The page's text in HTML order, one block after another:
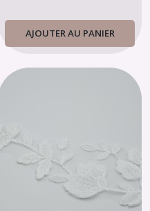
AJOUTER AU PANIER